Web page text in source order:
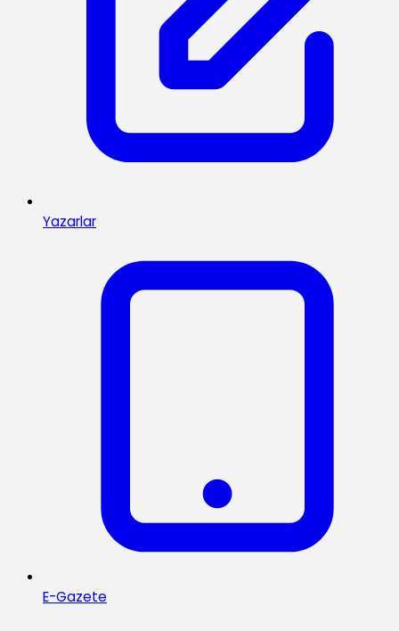
Yazarlar
E-Gazete